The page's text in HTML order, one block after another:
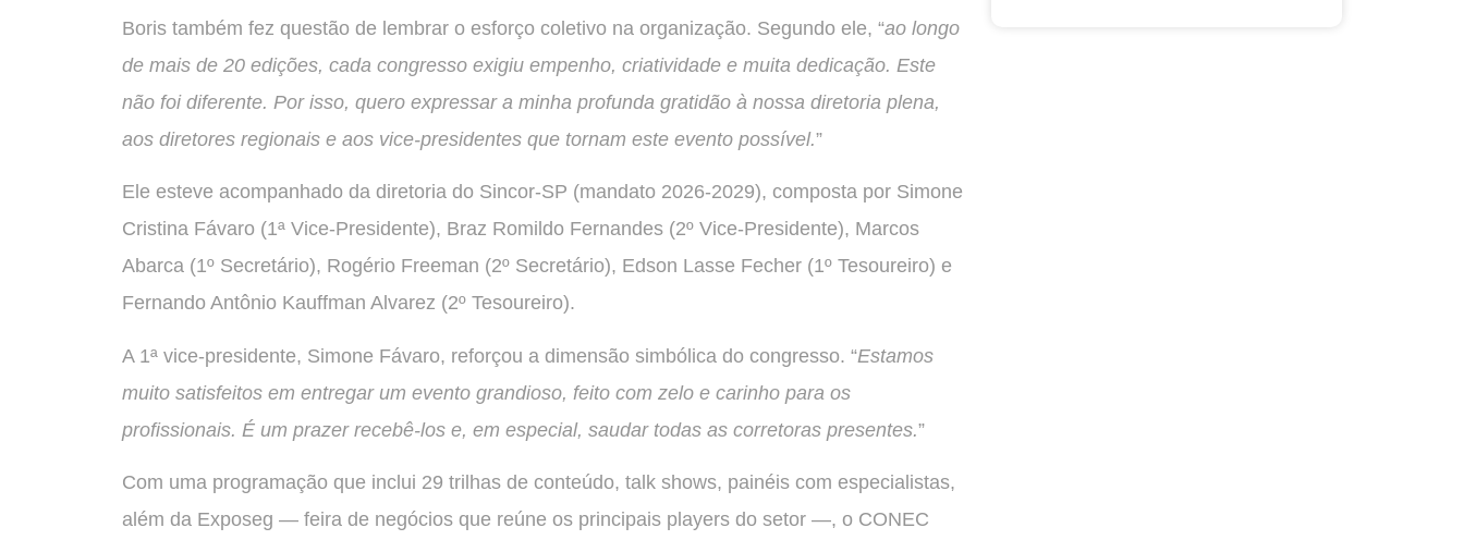
Boris também fez questão de lembrar o esforço coletivo na organização. Segundo ele, “ao longo
de mais de 20 edições, cada congresso exigiu empenho, criatividade e muita dedicação. Este
não foi diferente. Por isso, quero expressar a minha profunda gratidão à nossa diretoria plena,
aos diretores regionais e aos vice-presidentes que tornam este evento possível.”
Ele esteve acompanhado da diretoria do Sincor-SP (mandato 2026-2029), composta por Simone
Cristina Fávaro (1ª Vice-Presidente), Braz Romildo Fernandes (2º Vice-Presidente), Marcos
Abarca (1º Secretário), Rogério Freeman (2º Secretário), Edson Lasse Fecher (1º Tesoureiro) e
Fernando Antônio Kauffman Alvarez (2º Tesoureiro).
A 1ª vice-presidente, Simone Fávaro, reforçou a dimensão simbólica do congresso. “Estamos
muito satisfeitos em entregar um evento grandioso, feito com zelo e carinho para os
profissionais. É um prazer recebê-los e, em especial, saudar todas as corretoras presentes.”
Com uma programação que inclui 29 trilhas de conteúdo, talk shows, painéis com especialistas,
além da Exposeg — feira de negócios que reúne os principais players do setor —, o CONEC